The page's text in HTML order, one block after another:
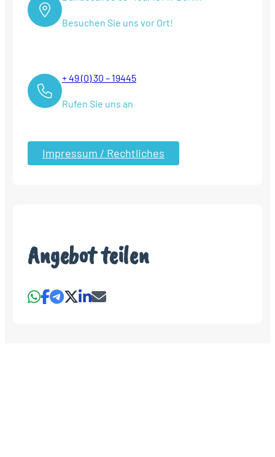
Besuchen Sie uns vor Ort!
+ 49 (0) 30 – 19445
Rufen Sie uns an
Impressum / Rechtliches
Angebot teilen